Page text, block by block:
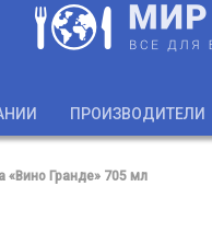
ПРОИЗВОДИТЕЛИ
«Вино Гранде» 705 мл